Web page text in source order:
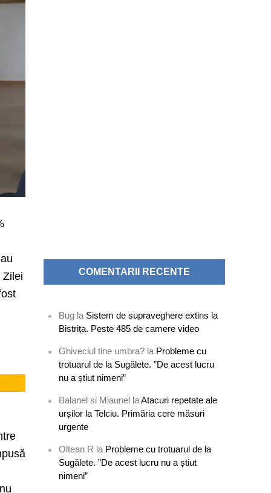
Zilei
COMENTARII RECENTE
Bug la Sistem de supraveghere extins la
Bistrița. Peste 485 de camere video
Ghiveciul tine umbra? la Probleme cu
trotuarul de la Sugălete. ”De acest lucru
nu a știut nimeni”
Balanel si Miaunel laAtacuri repetate ale
urșilor la Telciu. Primăria cere măsuri
urgente
Oltean R la Probleme cu trotuarul de la
Sugălete. ”De acest lucru nu a știut
nimeni”